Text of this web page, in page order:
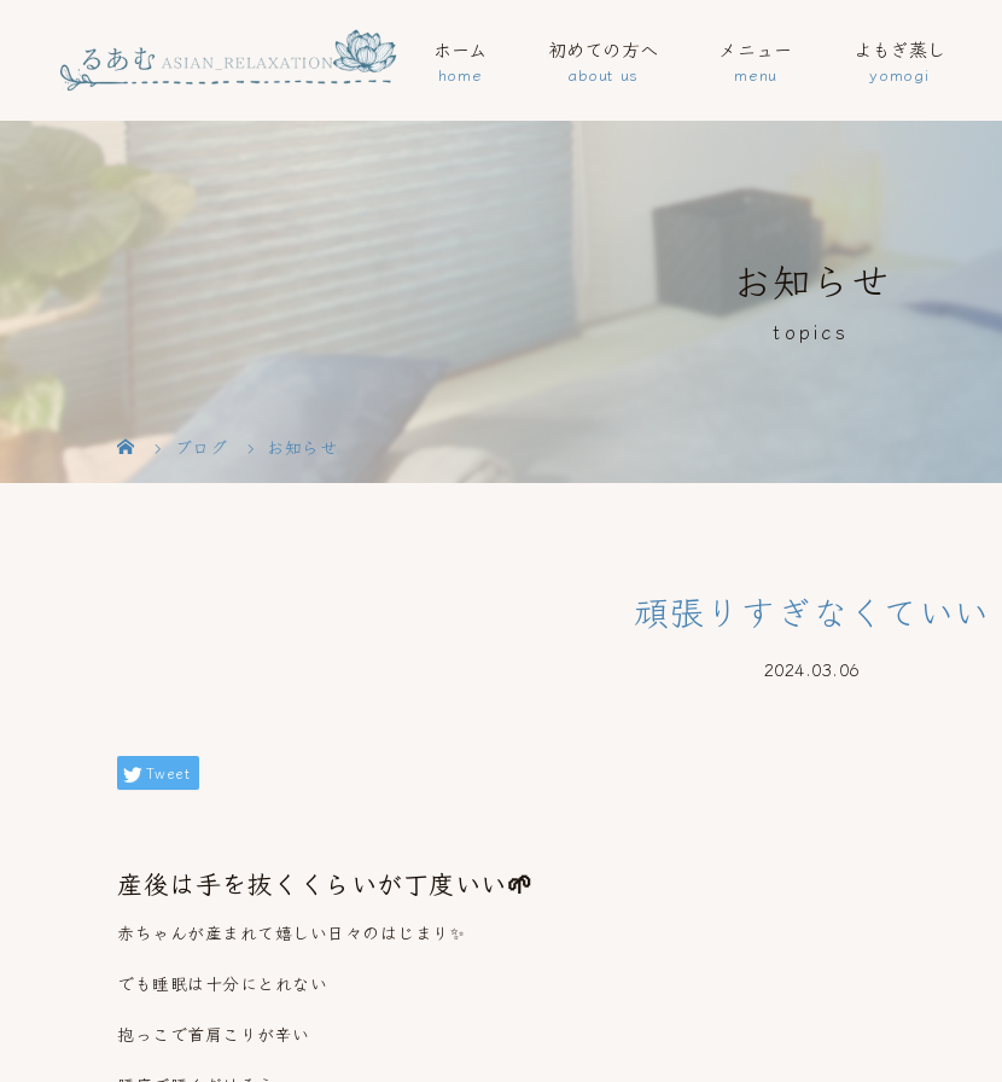
ホーム 初めての方へ メニュー よもぎ蒸し
お知らせ
topics
ブログ お知らせ
頑張りすぎなくていい
2024.03.06
Tweet
産後は手を抜くくらいが丁度いい🌱
赤ちゃんが産まれて嬉しい日々のはじまり✨
でも睡眠は十分にとれない
抱っこで首肩こりが辛い